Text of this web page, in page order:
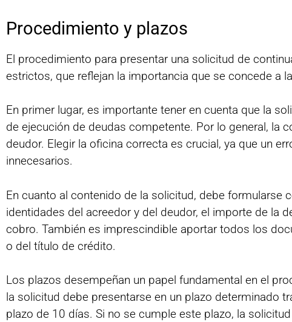
Procedimiento y plazos
El procedimiento para presentar una solicitud de
estrictos, que reflejan la importancia que se concede a
En primer lugar, es importante tener en cuenta que la
de ejecución de deudas competente. Por lo general, la
deudor. Elegir la oficina correcta es crucial, ya que un
innecesarios.
En cuanto al contenido de la solicitud, debe
identidades del acreedor y del deudor, el importe de la
cobro. También es imprescindible aportar todos los
o del título de crédito.
Los plazos desempeñan un papel fundamental en el
la solicitud debe presentarse en un plazo determinado
plazo de 10 días. Si no se cumple este plazo, la